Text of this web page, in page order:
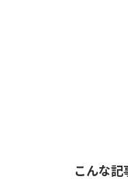
こんな記